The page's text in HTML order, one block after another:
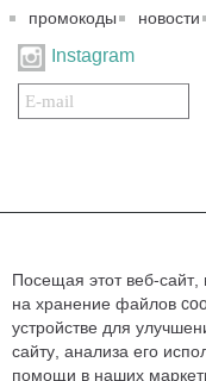
промокоды новости
Instagram
Подписаться
на
собственностью "3 Карата ТМ" и
законодательства государства
сторонними лицами и
копирование, печать, иное
должно сопровождаться
Мы обрабатываем
Посещая этот веб-сайт,
на хранение файлов
устройстве для
сайту, анализа его
помощи в наших